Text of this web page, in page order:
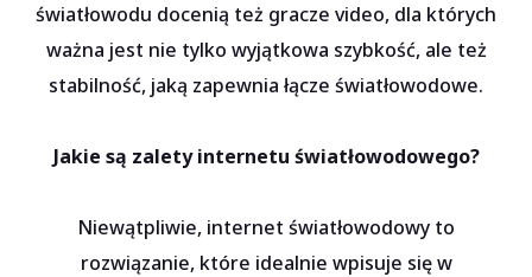
światłowodu docenią też gracze video, dla których
ważna jest nie tylko wyjątkowa szybkość, ale też
stabilność, jaką zapewnia łącze światłowodowe.
Jakie są zalety internetu światłowodowego?
Niewątpliwie, internet światłowodowy to
rozwiązanie, które idealnie wpisuje się w